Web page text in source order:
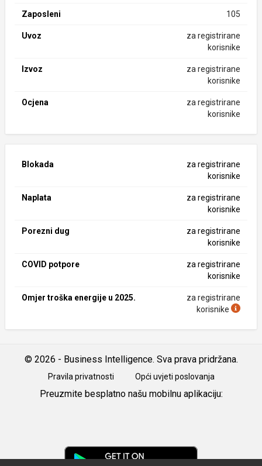
Zaposleni 105
Uvoz
za registrirane
korisnike
Izvoz
za registrirane
korisnike
Ocjena
za registrirane
korisnike
Blokada
za registrirane
korisnike
Naplata
za registrirane
korisnike
Porezni dug
za registrirane
korisnike
COVID potpore
za registrirane
korisnike
Omjer troška energije u 2025.
za registrirane
korisnike
© 2026 - Business Intelligence. Sva prava pridržana.
Pravila privatnosti Opći uvjeti poslovanja
Preuzmite besplatno našu mobilnu aplikaciju: